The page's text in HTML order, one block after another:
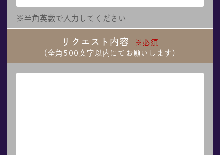
※半角英数で入力してください
リクエスト内容
※必須
（全角500文字以内にてお願いします）